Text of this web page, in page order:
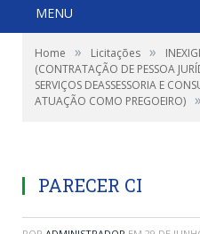
MENU
Home » Licitações »
(CONTRATAÇÃO DE PESSOA
SERVIÇOS DEASSESSORIA E
ATUAÇÃO COMO PREGOEIRO) »
PARECER CI